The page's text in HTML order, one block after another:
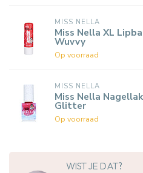
MISS NELLA
Miss Nella XL
Wuvvy
Op voorraad
MISS NELLA
Miss Nella
Glitter
Op voorraad
WIST JE DAT?